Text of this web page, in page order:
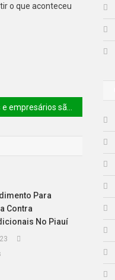
o que aconteceu
Para
Contra
No Piauí